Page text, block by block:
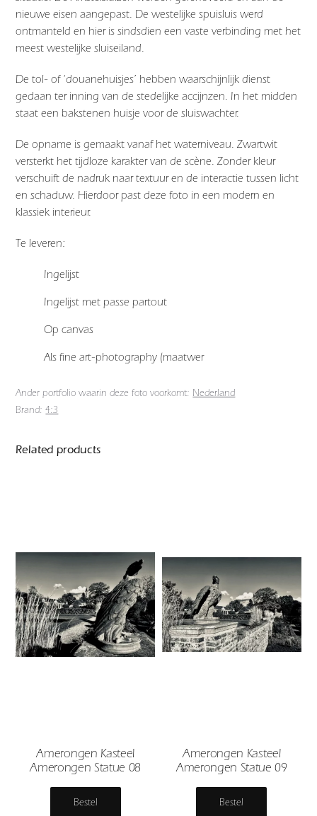
nieuwe eisen aangepast. De westelijke spuisluis werd
ontmanteld en hier is sindsdien een vaste verbinding met het
meest westelijke sluiseiland.
De tol- of ‘douanehuisjes’ hebben waarschijnlijk dienst
gedaan ter inning van de stedelijke accijnzen. In het midden
staat een bakstenen huisje voor de sluiswachter.
De opname is gemaakt vanaf het waterniveau. Zwartwit
versterkt het tijdloze karakter van de scène. Zonder kleur
verschuift de nadruk naar textuur en de interactie tussen licht
en schaduw. Hierdoor past deze foto in een modern en
klassiek interieur.
Te leveren:
Ingelijst
Ingelijst met passe partout
Op canvas
Als fine art-photography (maatwer
Ander portfolio waarin deze foto voorkomt: Nederland
Brand:4:3
Related products
Amerongen Kasteel
Amerongen Statue 08
Bestel
Amerongen Kasteel
Amerongen Statue 09
Bestel